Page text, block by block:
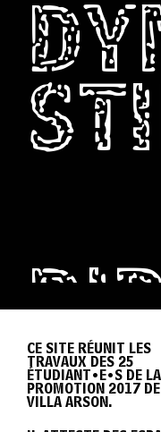
CE SITE RÉUNIT LES
TRAVAUX DES 25
ÉTUDIANT•E•S DE LA
PROMOTION 2017
VILLA ARSON.